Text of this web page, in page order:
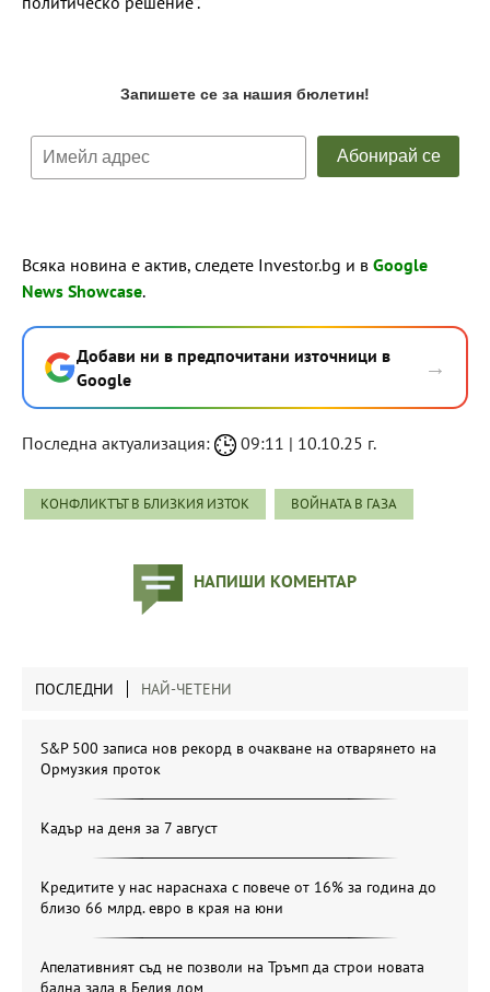
Всяка новина е актив, следете Investor.bg и в Google
News Showcase.
Добави ни в предпочитани източници в
Google
→
Последна актуализация: 09:11 | 10.10.25 г.
КОНФЛИКТЪТ В БЛИЗКИЯ ИЗТОК ВОЙНАТА В ГАЗА
НАПИШИ КОМЕНТАР
ПОСЛЕДНИ НАЙ-ЧЕТЕНИ
S&P 500 записа нов рекорд в очакване на отварянето на
Ормузкия проток
Кадър на деня за 7 август
Кредитите у нас нараснаха с повече от 16% за година до
близо 66 млрд. евро в края на юни
Апелативният съд не позволи на Тръмп да строи новата
бална зала в Белия дом